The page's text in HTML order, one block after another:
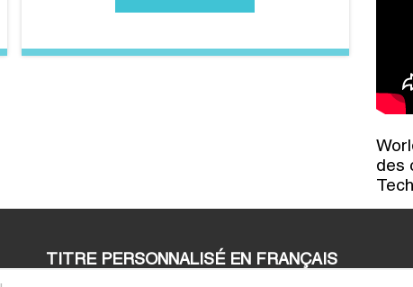
des
TITRE PERSONNALISÉ EN FRANÇAIS